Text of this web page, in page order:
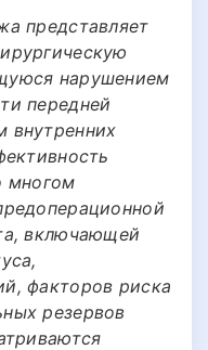
представляет
нарушением
передней
внутренних
многом
включающей
факторов риска
резервов